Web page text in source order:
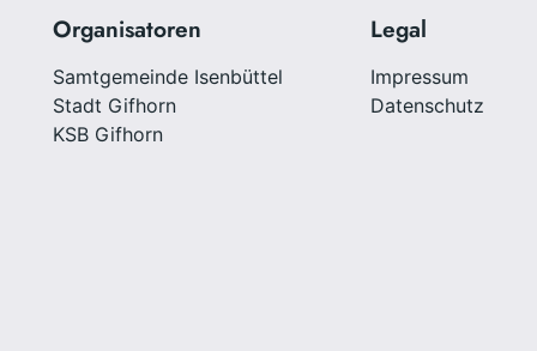
Organisatoren
Samtgemeinde Isenbüttel
Stadt Gifhorn
KSB Gifhorn
Legal
Impressum
Datenschutz